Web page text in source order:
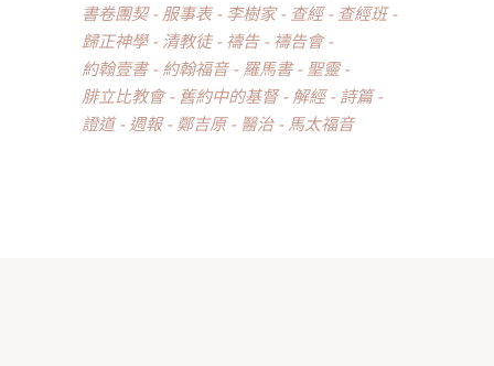
書卷團契
服事表 李樹家 查經
查經班
歸正神學
清教徒 禱告
禱告會
約翰壹書
約翰福音 羅馬書
聖靈
腓立比教會
舊約中的基督 解經
詩篇
證道
週報 鄭吉原 醫治 馬太福音